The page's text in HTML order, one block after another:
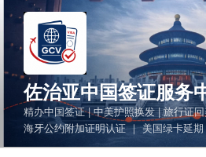
佐治亚中国签证服务
精办中国签证 | 中美护照换发 | 旅行证
海牙公约附加证明认证 ｜ 美国绿卡延